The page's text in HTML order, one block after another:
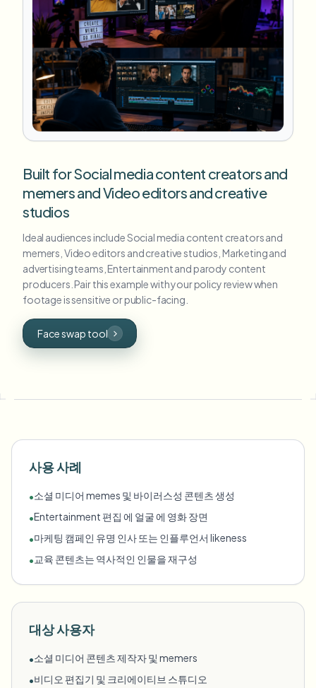
Built for Social media content creators and
memers and Video editors and creative
studios
Ideal audiences include Social media content creators and
memers, Video editors and creative studios, Marketing and
advertising teams, Entertainment and parody content
producers. Pair this example with your policy review when
footage is sensitive or public-facing.
Face swap tool
사용 사례
•소셜 미디어 memes 및 바이러스성 콘텐츠 생성
•Entertainment 편집 에 얼굴 에 영화 장면
•마케팅 캠페인 유명 인사 또는 인플루언서 likeness
•교육 콘텐츠는 역사적인 인물을 재구성
대상 사용자
•소셜 미디어 콘텐츠 제작자 및 memers
•비디오 편집기 및 크리에이티브 스튜디오